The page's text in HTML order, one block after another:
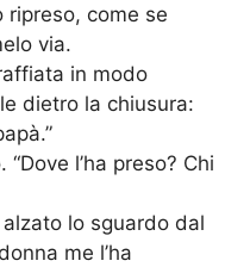
ripreso, come se
via.
in modo
dietro la chiusura:
l’ha preso? Chi
alzato lo sguardo dal
me l’ha